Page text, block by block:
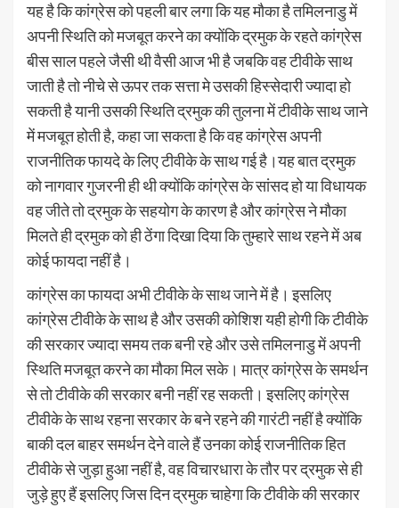
यह है कि कांग्रेस को पहली बार लगा कि यह मौका है तमिलनाडु में
अपनी स्थिति को मजबूत करने का क्योंकि द्रमुक के रहते कांग्रेस
बीस साल पहले जैसी थी वैसी आज भी है जबकि वह टीवीके साथ
जाती है तो नीचे से ऊपर तक सत्ता मे उसकी हिस्सेदारी ज्यादा हो
सकती है यानी उसकी स्थिति द्रमुक की तुलना में टीवीके साथ जाने
में मजबूत होती है, कहा जा सकता है कि वह कांग्रेस अपनी
राजनीतिक फायदे के लिए टीवीके के साथ गई है।यह बात द्रमुक
को नागवार गुजरनी ही थी क्योंकि कांग्रेस के सांसद हो या विधायक
वह जीते तो द्रमुक के सहयोग के कारण है और कांग्रेस ने मौका
मिलते ही द्रमुक को ही ठेंगा दिखा दिया कि तुम्हारे साथ रहने में अब
कोई फायदा नहीं है।
कांग्रेस का फायदा अभी टीवीके के साथ जाने में है। इसलिए
कांग्रेस टीवीके के साथ है और उसकी कोशिश यही होगी कि टीवीके
की सरकार ज्यादा समय तक बनी रहे और उसे तमिलनाडु में अपनी
स्थिति मजबूत करने का मौका मिल सके। मात्र कांग्रेस के समर्थन
से तो टीवीके की सरकार बनी नहीं रह सकती। इसलिए कांग्रेस
टीवीके के साथ रहना सरकार के बने रहने की गारंटी नहीं है क्योंकि
बाकी दल बाहर समर्थन देने वाले हैं उनका कोई राजनीतिक हित
टीवीके से जुड़ा हुआ नहीं है, वह विचारधारा के तौर पर द्रमुक से ही
जुड़े हुए हैं इसलिए जिस दिन द्रमुक चाहेगा कि टीवीके की सरकार